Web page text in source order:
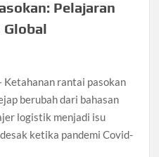
Pelajaran
Ketahanan rantai pasokan
berubah dari bahasan
logistik menjadi isu
ketika pandemi Covid-